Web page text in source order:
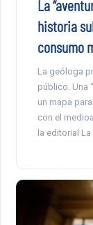
La
historia
consumo
La geóloga
público. Una
un mapa
con el
la editorial La